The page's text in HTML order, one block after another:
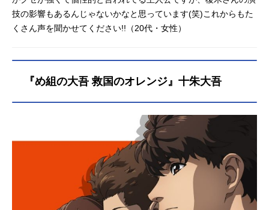
技の影響もあるんじゃないかなと思っています(笑)これからもた
くさん声を聞かせてください!!（20代・女性）
『め組の大吾 救国のオレンジ』十朱大吾